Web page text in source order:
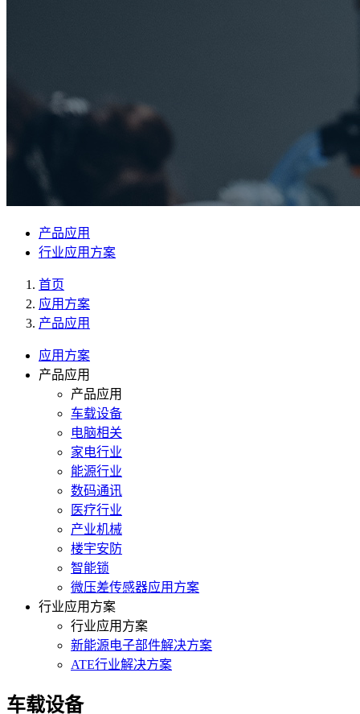
产品应用
行业应用方案
首页
应用方案
产品应用
应用方案
产品应用
产品应用
车载设备
电脑相关
家电行业
能源行业
数码通讯
医疗行业
产业机械
楼宇安防
智能锁
微压差传感器应用方案
行业应用方案
行业应用方案
新能源电子部件解决方案
ATE行业解决方案
车载设备